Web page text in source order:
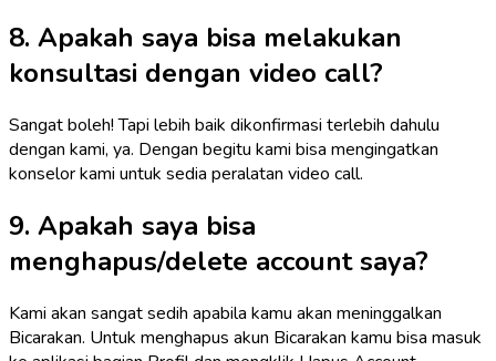
8. Apakah saya bisa melakukan
konsultasi dengan video call?
Sangat boleh! Tapi lebih baik dikonfirmasi terlebih dahulu
dengan kami, ya. Dengan begitu kami bisa mengingatkan
konselor kami untuk sedia peralatan video call.
9. Apakah saya bisa
menghapus/delete account saya?
Kami akan sangat sedih apabila kamu akan meninggalkan
Bicarakan. Untuk menghapus akun Bicarakan kamu bisa masuk